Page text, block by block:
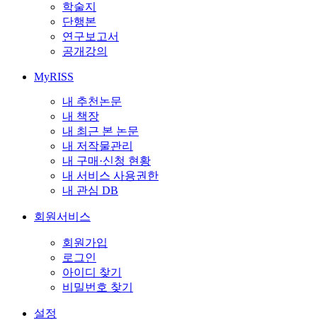
학술지
단행본
연구보고서
공개강의
MyRISS
내 추천논문
내 책장
내 최근 본 논문
내 저작물관리
내 구매·신청 현황
내 서비스 사용권한
내 관심 DB
회원서비스
회원가입
로그인
아이디 찾기
비밀번호 찾기
설정